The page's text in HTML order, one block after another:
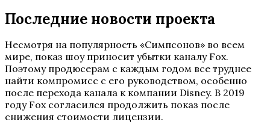
Последние новости проекта
Несмотря на популярность «Симпсонов» во всем
мире, показ шоу приносит убытки каналу Fox.
Поэтому продюсерам с каждым годом все труднее
найти компромисс с его руководством, особенно
после перехода канала к компании Disney. В 2019
году Fox согласился продолжить показ после
снижения стоимости лицензии.